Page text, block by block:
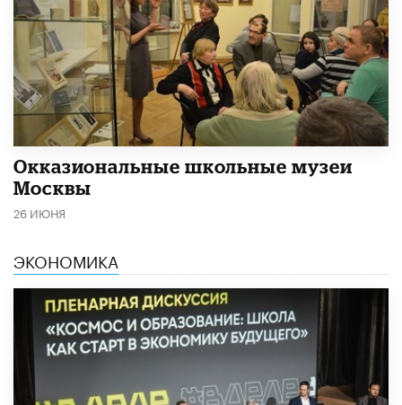
​Окказиональные школьные музеи
Москвы
26 ИЮНЯ
ЭКОНОМИКА